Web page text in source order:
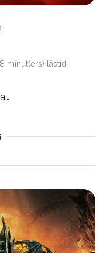
8 minut(ers) lästid